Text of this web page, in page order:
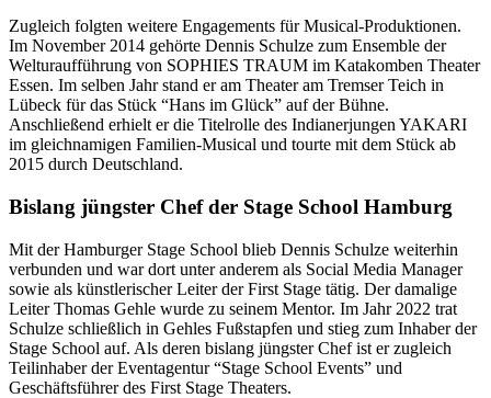
Zugleich folgten weitere Engagements für Musical-Produktionen.
Im November 2014 gehörte Dennis Schulze zum Ensemble der
Welturaufführung von SOPHIES TRAUM im Katakomben Theater
Essen. Im selben Jahr stand er am Theater am Tremser Teich in
Lübeck für das Stück “Hans im Glück” auf der Bühne.
Anschließend erhielt er die Titelrolle des Indianerjungen YAKARI
im gleichnamigen Familien-Musical und tourte mit dem Stück ab
2015 durch Deutschland.
Bislang jüngster Chef der Stage School Hamburg
Mit der Hamburger Stage School blieb Dennis Schulze weiterhin
verbunden und war dort unter anderem als Social Media Manager
sowie als künstlerischer Leiter der First Stage tätig. Der damalige
Leiter Thomas Gehle wurde zu seinem Mentor. Im Jahr 2022 trat
Schulze schließlich in Gehles Fußstapfen und stieg zum Inhaber der
Stage School auf. Als deren bislang jüngster Chef ist er zugleich
Teilinhaber der Eventagentur “Stage School Events” und
Geschäftsführer des First Stage Theaters.